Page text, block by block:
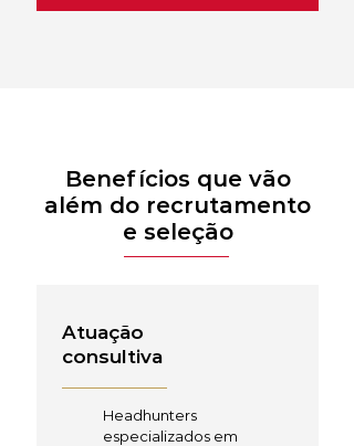
Benefícios que vão
além do recrutamento
e seleção
Atuação
consultiva
Headhunters
especializados em